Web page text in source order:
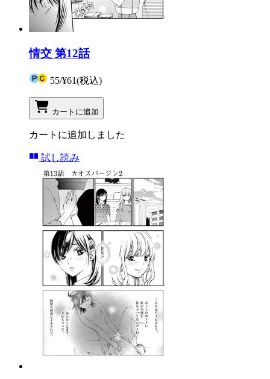
情交 第12話
55/¥61(税込)
カートに追加
カートに追加しました
試し読み